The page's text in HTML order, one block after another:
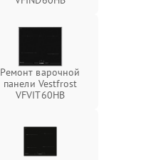
Ремонт варочной
панели Vestfrost
VFVIT60HB